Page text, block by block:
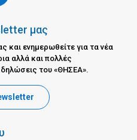
μας
και ενημερωθείτε για τα νέα
αλλά και πολλές
του «ΘΗΣΕΑ».